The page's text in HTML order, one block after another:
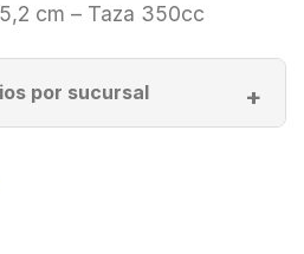
cm – Taza 350cc
por sucursal